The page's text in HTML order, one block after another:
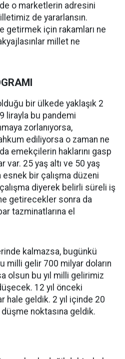
o marketlerin adresini
de yararlansın.
getirmek için rakamları ne
millet ne
bir ülkede yaklaşık 2
lirayla bu pandemi
zorlanıyorsa,
ediliyorsa o zaman ne
emekçilerin haklarını gasp
var. 25 yaş altı ve 50 yaş
bir çalışma düzeni
diyerek belirli süreli iş
getirecekler sonra da
tazminatlarına el
kalmazsa, bugünkü
milli gelir 700 milyar doların
olsun bu yıl milli gelirimiz
12 yıl önceki
hale geldik. 2 yıl içinde 20
noktasına geldik.